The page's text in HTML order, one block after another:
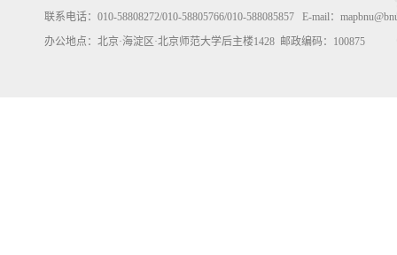
联系电话：010-58808272/010-58805766/010-588085857 E-mail：
办公地点：北京·海淀区·北京师范大学后主楼1428 邮政编码：100875